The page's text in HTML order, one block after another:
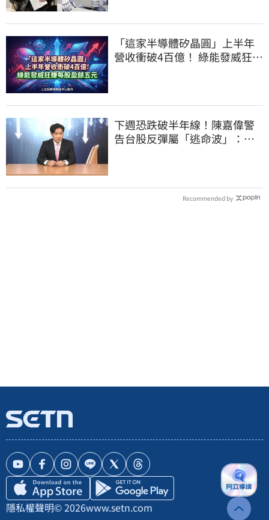
「這家半導體矽晶圓」上半年
營收衝破4百億！ 綠能發威狂賺
下週恐跌破半年線！陳嘉偉警
告台股反彈屬「逃命波」：空
Recommended by
隱私權聲明© 2026www.setn.com